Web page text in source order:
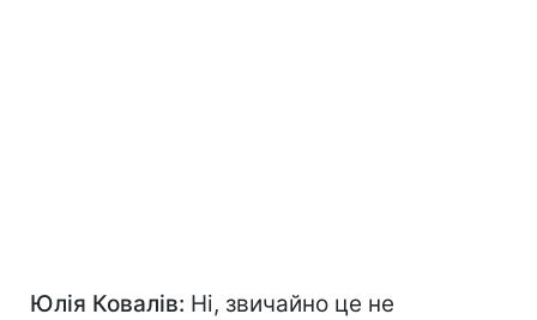
Юлія Ковалів: Ні, звичайно це не